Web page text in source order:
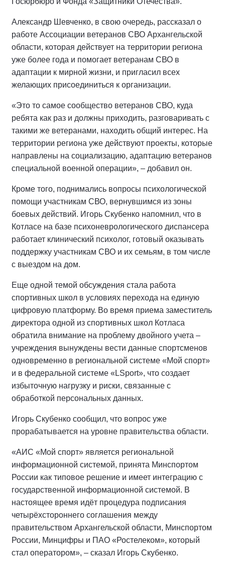
Александр Шевченко, в свою очередь, рассказал о
работе Ассоциации ветеранов СВО Архангельской
области, которая действует на территории региона
уже более года и помогает ветеранам СВО в
адаптации к мирной жизни, и пригласил всех
желающих присоединиться к организации.
«Это то самое сообщество ветеранов СВО, куда
ребята как раз и должны приходить, разговаривать с
такими же ветеранами, находить общий интерес. На
территории региона уже действуют проекты, которые
направлены на социализацию, адаптацию ветеранов
специальной военной операции», – добавил он.
Кроме того, поднимались вопросы психологической
помощи участникам СВО, вернувшимся из зоны
боевых действий. Игорь Скубенко напомнил, что в
Котласе на базе психоневрологического диспансера
работает клинический психолог, готовый оказывать
поддержку участникам СВО и их семьям, в том числе
с выездом на дом.
Еще одной темой обсуждения стала работа
спортивных школ в условиях перехода на единую
цифровую платформу. Во время приема заместитель
директора одной из спортивных школ Котласа
обратила внимание на проблему двойного учета –
учреждения вынуждены вести данные спортсменов
одновременно в региональной системе «Мой спорт»
и в федеральной системе «LSport», что создает
избыточную нагрузку и риски, связанные с
обработкой персональных данных.
Игорь Скубенко сообщил, что вопрос уже
прорабатывается на уровне правительства области.
«АИС «Мой спорт» является региональной
информационной системой, принята Минспортом
России как типовое решение и имеет интеграцию с
государственной информационной системой. В
настоящее время идёт процедура подписания
четырёхстороннего соглашения между
правительством Архангельской области, Минспортом
России, Минцифры и ПАО «Ростелеком», который
стал оператором», – сказал Игорь Скубенко.